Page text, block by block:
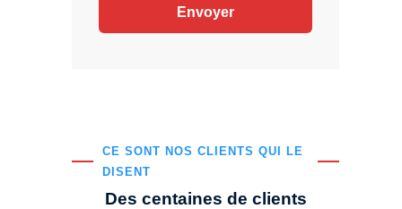
CE SONT NOS CLIENTS QUI LE
DISENT
Des centaines de clients